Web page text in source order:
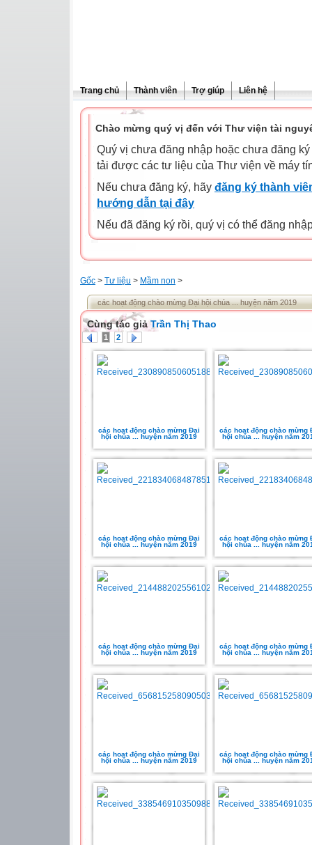
Trang chủ Thành viên Trợ giúp Liên hệ
Chào mừng quý vị đến với Thư viện tài
Quý vị chưa đăng nhập hoặc chưa đăng
tải được các tư liệu của Thư viện về máy
Nếu chưa đăng ký, hãy đăng ký thành
hướng dẫn tại đây
Nếu đã đăng ký rồi, quý vị có thể đăng
Gốc > Tư liệu > Mầm non >
các hoạt động chào mừng Đại hội chúa ... huyện năm 2019
Cùng tác giảTrần Thị Thao
1 2
các hoạt động chào mừng Đại
hội chúa ... huyện năm 2019
các hoạt động chào mừng
hội chúa ... huyện năm
các hoạt động chào mừng Đại
hội chúa ... huyện năm 2019
các hoạt động chào mừng
hội chúa ... huyện năm
các hoạt động chào mừng Đại
hội chúa ... huyện năm 2019
các hoạt động chào mừng
hội chúa ... huyện năm
các hoạt động chào mừng Đại
hội chúa ... huyện năm 2019
các hoạt động chào mừng
hội chúa ... huyện năm